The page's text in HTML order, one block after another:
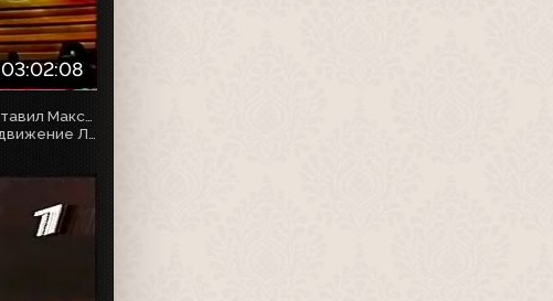
03:02:08
Собственная оцифровка. VHSRip. Кассету предоставил Максим Любушкин (mchk11)
!!! В данном видеоматериале может упоминаться движение ЛГБТ, которое с 01.12.2023 г. признано экстремистским и запрещено в РФ !!!